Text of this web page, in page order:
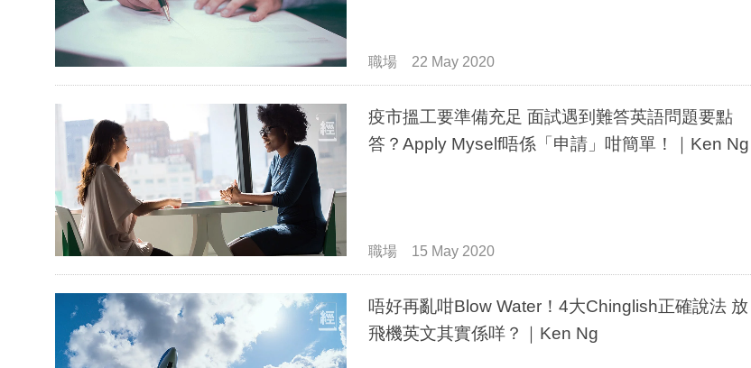
職場 22 May 2020
疫市搵工要準備充足 面試遇到難答英語問題要點
答？Apply Myself唔係「申請」咁簡單！｜Ken Ng
職場 15 May 2020
唔好再亂咁Blow Water！4大Chinglish正確說法 放
飛機英文其實係咩？｜Ken Ng